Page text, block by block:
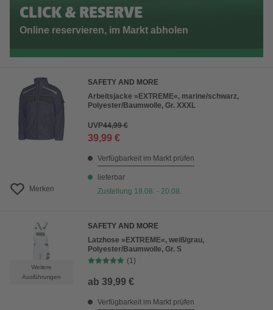
CLICK & RESERVE
Online reservieren, im Markt abholen
Merken
SAFETY AND MORE
Arbeitsjacke »EXTREME«, marine/schwarz,
Polyester/Baumwolle, Gr. XXXL
UVP44,99 €
39,99 €
Verfügbarkeit im Markt prüfen
lieferbar
Zustellung 18.08. - 20.08.
Weitere
Ausführungen
SAFETY AND MORE
Latzhose »EXTREME«, weiß/grau,
Polyester/Baumwolle, Gr. S
(1)
ab 39,99 €
Verfügbarkeit im Markt prüfen